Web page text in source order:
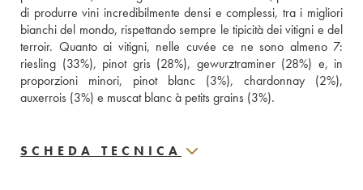
di produrre vini incredibilmente densi e complessi, tra i migliori
bianchi del mondo, rispettando sempre le tipicità dei vitigni e del
terroir. Quanto ai vitigni, nelle cuvée ce ne sono almeno 7:
riesling (33%), pinot gris (28%), gewurztraminer (28%) e, in
proporzioni minori, pinot blanc (3%), chardonnay (2%),
auxerrois (3%) e muscat blanc à petits grains (3%).
SCHEDA TECNICA